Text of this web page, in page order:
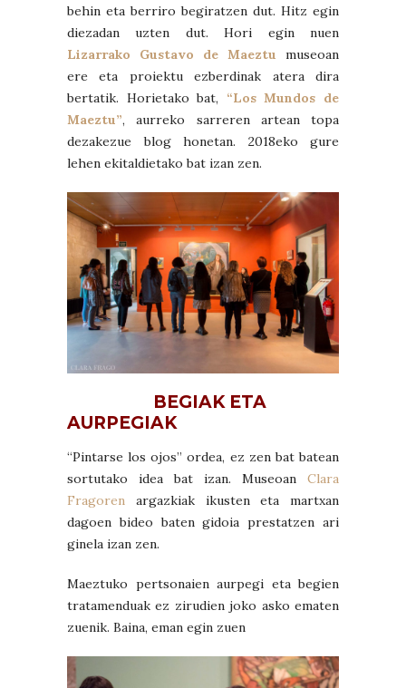
behin eta berriro begiratzen dut. Hitz egin
diezadan uzten dut. Hori egin nuen
Lizarrako Gustavo de Maeztu museoan
ere eta proiektu ezberdinak atera dira
bertatik. Horietako bat, “Los Mundos de
Maeztu”, aurreko sarreren artean topa
dezakezue blog honetan. 2018eko gure
lehen ekitaldietako bat izan zen.
BEGIAK ETA
AURPEGIAK
“Pintarse los ojos” ordea, ez zen bat batean
sortutako idea bat izan. Museoan Clara
Fragoren argazkiak ikusten eta martxan
dagoen bideo baten gidoia prestatzen ari
ginela izan zen.
Maeztuko pertsonaien aurpegi eta begien
tratamenduak ez zirudien joko asko ematen
zuenik. Baina, eman egin zuen